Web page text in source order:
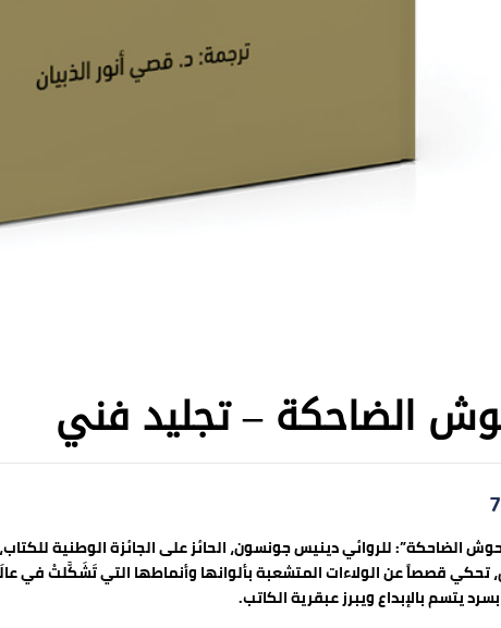
الضاحكة – تجليد فني
الضاحكة”: للروائي دينيس جونسون، الحائز على الجائزة الوطنية
تحكي قصصاً عن الولاءات المتشعبة بألوانها وأنماطها التي تَشَكَّلتْ في
بسرد يتسم بالإبداع ويبرز عبقرية الكاتب.